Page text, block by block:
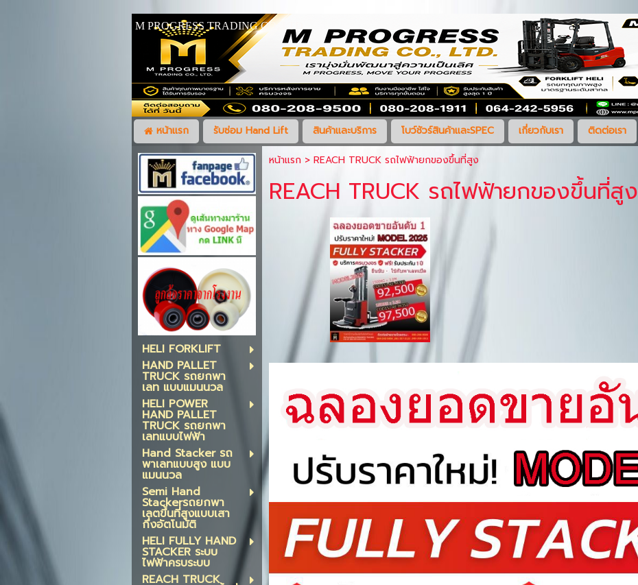
M PROGRESS TRADING CO.,LTD
หน้าแรก รับซ่อม Hand Lift สินค้าและบริการ โบว์ชัวร์สินค้าและSPEC เกี่ยวกับเรา ติดต่อเรา
HELI FORKLIFT
HAND PALLET
TRUCK รถยกพา
เลท แบบแมนนวล
HELI POWER
HAND PALLET
TRUCK รถยกพา
เลทแบบไฟฟ้า
Hand Stacker รถ
พาเลทแบบสูง แบบ
แมนนวล
Semi Hand
Stackerรถยกพา
เลตขึ้นที่สูงแบบเสา
กึ่งอัตโนมัติ
HELI FULLY HAND
STACKER ระบบ
ไฟฟ้าครบระบบ
REACH TRUCK
หน้าแรก> REACH TRUCK รถไฟฟ้ายกของขึ้นที่สูง
REACH TRUCK รถไฟฟ้ายกของขึ้นที่สูง